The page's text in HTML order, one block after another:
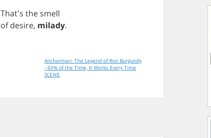
That's the smell
of desire, milady.
Anchorman: The Legend of Ron Burgundy
- 60% of the Time, It Works Every Time
SCENE